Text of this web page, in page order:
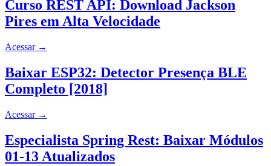
Curso REST API: Download Jackson
Pires em Alta Velocidade
Acessar →
Baixar ESP32: Detector Presença BLE
Completo [2018]
Acessar →
Especialista Spring Rest: Baixar Módulos
01-13 Atualizados